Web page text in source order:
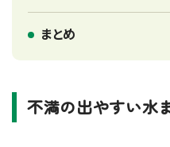
まとめ
不満の出やすい水